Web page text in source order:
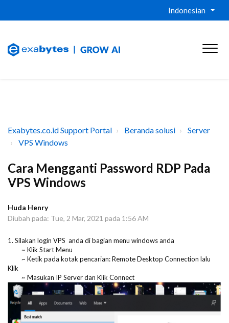
Indonesian
Exabytes.co.id Support Portal Beranda solusi
Server
VPS Windows
Cara Mengganti Password RDP Pada
VPS Windows
Huda Henry
Diubah pada: Tue, 2 Mar, 2021 pada 1:56 AM
1. Silakan login VPS anda di bagian menu windows anda
~ Klik Start Menu
~ Ketik pada kotak pencarian: Remote Desktop Connection lalu
Klik
~ Masukan IP Server dan Klik Connect